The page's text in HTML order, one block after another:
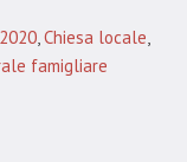
Chiesa locale
famigliare